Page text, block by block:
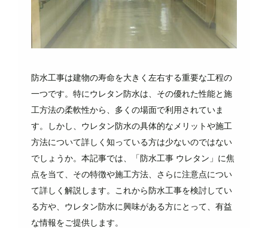
防水工事は建物の寿命を大きく左右する重要な工程の
一つです。特にウレタン防水は、その優れた性能と施
工方法の柔軟性から、多くの場面で利用されていま
す。しかし、ウレタン防水の具体的なメリットや施工
方法について詳しく知っている方は少ないのではない
でしょうか。本記事では、「防水工事 ウレタン」に焦
点を当て、その特徴や施工方法、さらに注意点につい
て詳しく解説します。これから防水工事を検討してい
る方や、ウレタン防水に興味がある方にとって、有益
な情報をご提供します。